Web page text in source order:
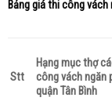
Bảng giá thi công vách
Stt
Hạng mục thợ
công vách ngăn
quận Tân Bình